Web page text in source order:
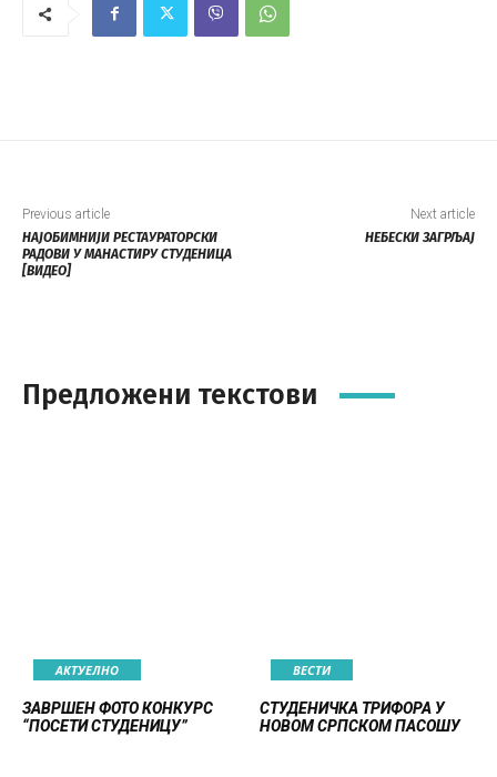
Previous article
НАЈОБИМНИЈИ РЕСТАУРАТОРСКИ
РАДОВИ У МАНАСТИРУ СТУДЕНИЦА
[ВИДЕО]
Next article
НЕБЕСКИ ЗАГРЉАЈ
Предложени текстови
АКТУЕЛНО
ЗАВРШЕН ФОТО КОНКУРС
“ПОСЕТИ СТУДЕНИЦУ”
ВЕСТИ
СТУДЕНИЧКА ТРИФОРА У
НОВОМ СРПСКОМ ПАСОШУ